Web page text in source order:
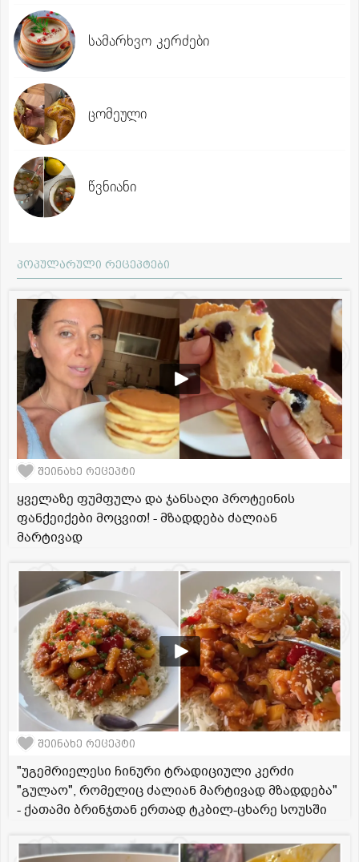
სამარხვო კერძები
ცომეული
წვნიანი
პოპულარული რეცეპტები
შეინახე რეცეპტი
ყველაზე ფუმფულა და ჯანსაღი პროტეინის
ფანქეიქები მოცვით! - მზადდება ძალიან
მარტივად
შეინახე რეცეპტი
"უგემრიელესი ჩინური ტრადიციული კერძი
"გულაო", რომელიც ძალიან მარტივად მზადდება"
- ქათამი ბრინჯთან ერთად ტკბილ-ცხარე სოუსში